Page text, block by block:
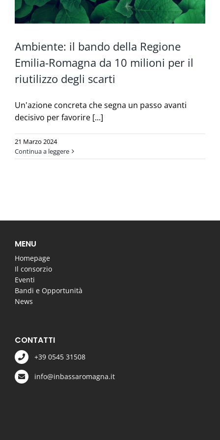
Ambiente: il bando della Regione
Emilia-Romagna da 10 milioni per il
riutilizzo degli scarti
Un'azione concreta che segna un passo avanti
decisivo per favorire [...]
21 Marzo 2024
Continua a leggere
MENU
Homepage
Il consorzio
Eventi
Bandi e Opportunità
News
CONTATTI
+39 0545 31508
info@inbassaromagna.it